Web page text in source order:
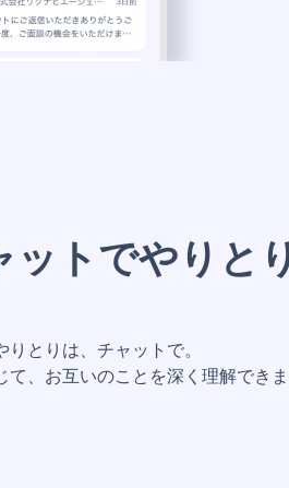
ットでやりと
とりは、チャットで。
て、お互いのことを深く理解でき